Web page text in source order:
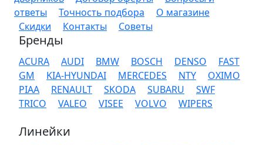
ответы
Точность подбора
О магазине
Скидки
Контакты Советы
Бренды
ACURA AUDI BMW BOSCH DENSO
FAST
GM
KIA-HYUNDAI MERCEDES NTY
OXIMO
PIAA
RENAULT SKODA SUBARU
SWF
TRICO
VALEO VISEE VOLVO WIPERS
Линейки